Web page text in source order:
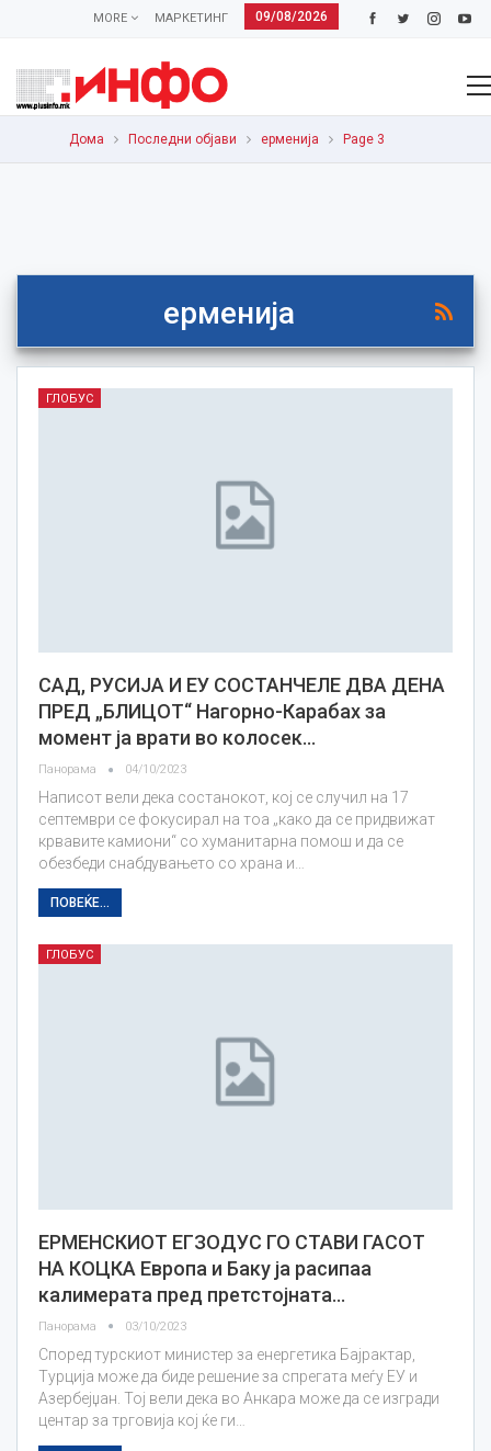
09/08/2026
МАРКЕТИНГ
MORE
Дома Последни објави ерменија Page 3
ерменија
ГЛОБУС
САД, РУСИЈА И ЕУ СОСТАНЧЕЛЕ ДВА ДЕНА
ПРЕД „БЛИЦОТ“ Нагорно-Карабах за
момент ја врати во колосек…
Панорама 04/10/2023
Написот вели дека состанокот, кој се случил на 17
септември се фокусирал на тоа „како да се придвижат
крвавите камиони“ со хуманитарна помош и да се
обезбеди снабдувањето со храна и…
ПОВЕЌЕ...
ГЛОБУС
ЕРМЕНСКИОТ ЕГЗОДУС ГО СТАВИ ГАСОТ
НА КОЦКА Европа и Баку ја расипаа
калимерата пред претстојната…
Панорама 03/10/2023
Според турскиот министер за енергетика Бајрактар,
Турција може да биде решение за спрегата меѓу ЕУ и
Азербејџан. Тој вели дека во Анкара може да се изгради
центар за трговија кој ќе ги…